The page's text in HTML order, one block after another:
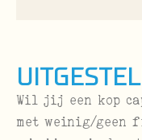
Wil jij een kop
met weinig/geen